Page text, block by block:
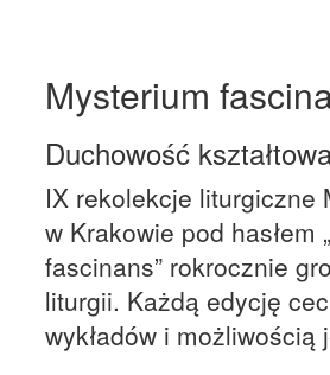
Mysterium
Duchowość
IX rekolekcje liturgiczne
w Krakowie pod hasłem
fascinans” rokrocznie
liturgii. Każdą edycję
wykładów i